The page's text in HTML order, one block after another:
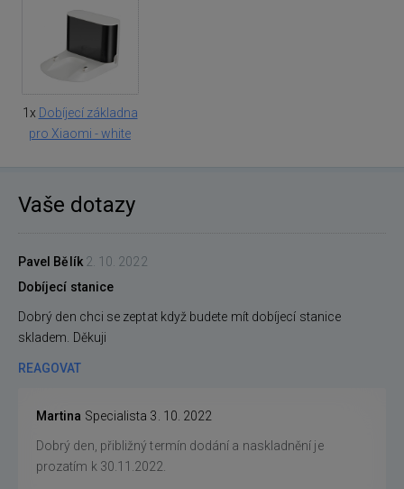
1x Dobíjecí základna
pro Xiaomi - white
Vaše dotazy
Pavel Bělík 2. 10. 2022
Dobíjecí stanice
Dobrý den chci se zeptat když budete mít dobíjecí stanice
skladem. Děkuji
REAGOVAT
Martina Specialista 3. 10. 2022
Dobrý den, přibližný termín dodání a naskladnění je
prozatím k 30.11.2022.